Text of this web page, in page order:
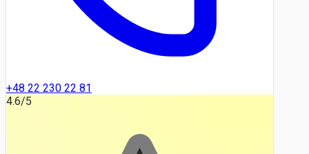
+48 22 230 22 81
4.6/5